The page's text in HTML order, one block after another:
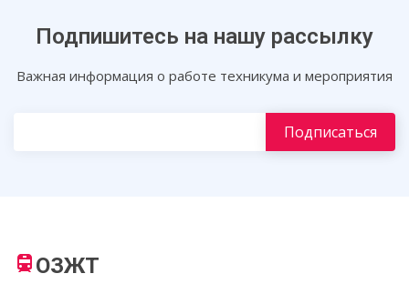
Подпишитесь на нашу рассылку
Важная информация о работе техникума и мероприятия
ОЗЖТ